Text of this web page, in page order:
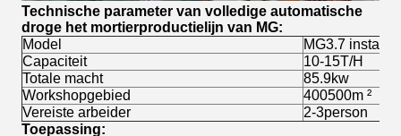
Technische parameter van volledige automatische
droge het mortierproductielijn van MG:
Model
MG3.7
Capaciteit
10-15T/H
Totale macht
85.9kw
Workshopgebied
400500m ²
Vereiste arbeider
2-3person
Toepassing: